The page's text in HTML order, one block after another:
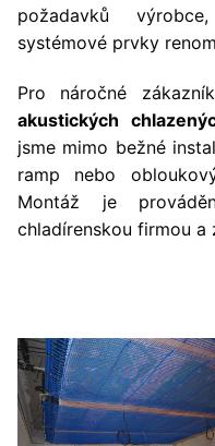
požadavků
systémové prvky
Pro náročné
akustických
jsme mimo bežné
ramp nebo
Montáž je
chladírenskou firmou a